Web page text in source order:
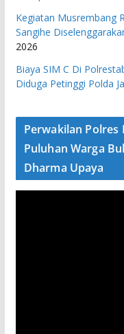
Kegiatan Musrembang
Sangihe
2026
Biaya SIM C Di
Diduga Petinggi Polda
Perwakilan
Puluhan Warga
Dharma Upaya